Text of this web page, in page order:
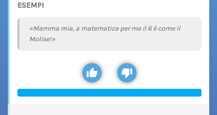
ESEMPI
«Mamma mia, a matematica per me il 6 è come il
Molise!»